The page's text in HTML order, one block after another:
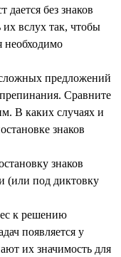
дается без знаков
вслух так, чтобы
необходимо
предложений
Сравните
В каких случаях и
знаков
знаков
(или под диктовку
к решению
появляется у
их значимость для